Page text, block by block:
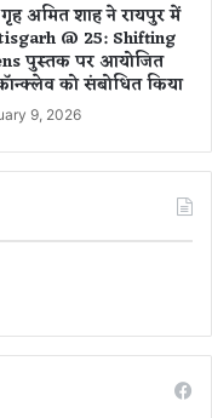
गृह अमित शाह ने रायपुर में
@ 25: Shifting
पुस्तक पर आयोजित
कॉन्क्लेव को संबोधित किया
9, 2026